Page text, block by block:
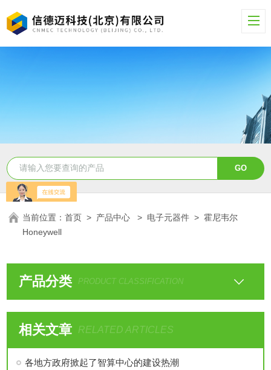
当前位置：首页 > 产品中心 > 电子元器件 >霍尼韦尔
Honeywell
产品分类 PRODUCT CLASSIFICATION
相关文章 RELATED ARTICLES
各地方政府掀起了智算中心的建设热潮